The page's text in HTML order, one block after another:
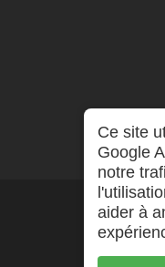
Ce site
Google
notre
aider à